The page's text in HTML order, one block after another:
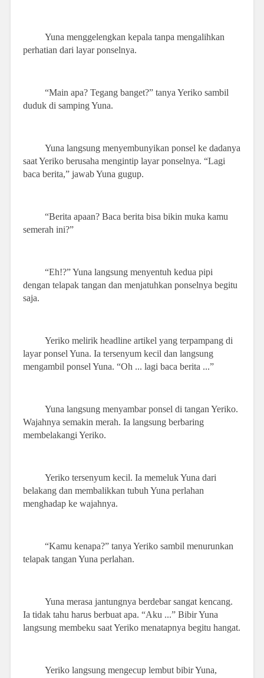
Yuna menggelengkan kepala tanpa mengalihkan
perhatian dari layar ponselnya.
“Main apa? Tegang banget?” tanya Yeriko sambil
duduk di samping Yuna.
Yuna langsung menyembunyikan ponsel ke dadanya
saat Yeriko berusaha mengintip layar ponselnya. “Lagi
baca berita,” jawab Yuna gugup.
“Berita apaan? Baca berita bisa bikin muka kamu
semerah ini?”
“Eh!?” Yuna langsung menyentuh kedua pipi
dengan telapak tangan dan menjatuhkan ponselnya begitu
saja.
Yeriko melirik headline artikel yang terpampang di
layar ponsel Yuna. Ia tersenyum kecil dan langsung
mengambil ponsel Yuna. “Oh ... lagi baca berita ...”
Yuna langsung menyambar ponsel di tangan Yeriko.
Wajahnya semakin merah. Ia langsung berbaring
membelakangi Yeriko.
Yeriko tersenyum kecil. Ia memeluk Yuna dari
belakang dan membalikkan tubuh Yuna perlahan
menghadap ke wajahnya.
“Kamu kenapa?” tanya Yeriko sambil menurunkan
telapak tangan Yuna perlahan.
Yuna merasa jantungnya berdebar sangat kencang.
Ia tidak tahu harus berbuat apa. “Aku ...” Bibir Yuna
langsung membeku saat Yeriko menatapnya begitu hangat.
Yeriko langsung mengecup lembut bibir Yuna,